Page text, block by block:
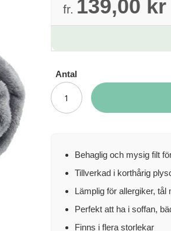
fr. 139,00 kr
Antal
Behaglig och mysig filt
Tillverkad i korthårig
Lämplig för allergiker, tål
Perfekt att ha i soffan,
Finns i flera storlekar